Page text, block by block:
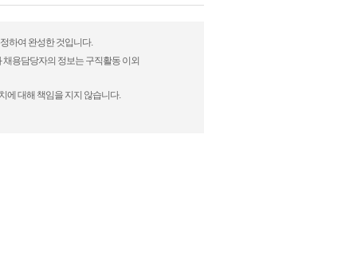
하여 완성한 것입니다.
용담당자의 정보는 구직활동 이외
에 대해 책임을 지지 않습니다.